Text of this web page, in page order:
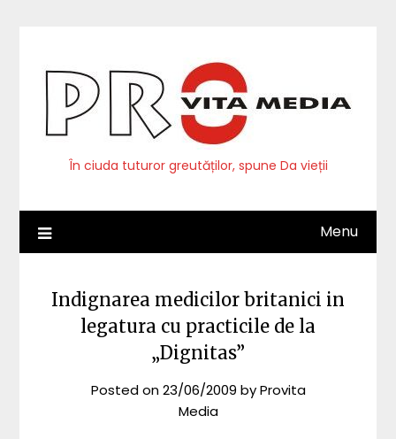
În ciuda tuturor greutăților, spune Da vieții
Menu
Indignarea medicilor britanici in
legatura cu practicile de la
„Dignitas”
Posted on23/06/2009 byProvita
Media